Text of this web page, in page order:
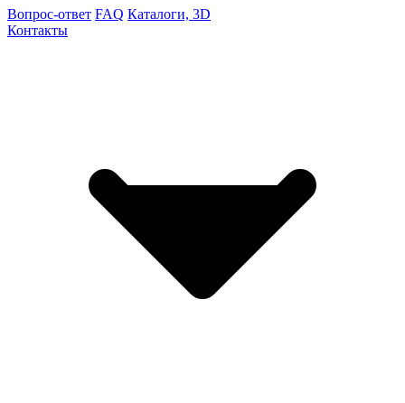
Вопрос-ответ FAQ Каталоги, 3D
Контакты